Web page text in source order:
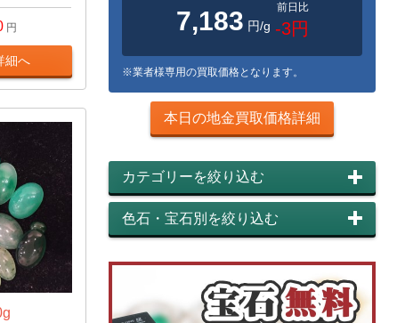
円
細へ
7,183 円/g
前日比
-3円
※業者様専用の買取価格となります。
本日の地金買取価格詳細
カテゴリーを絞り込む
色石・宝石別を絞り込む